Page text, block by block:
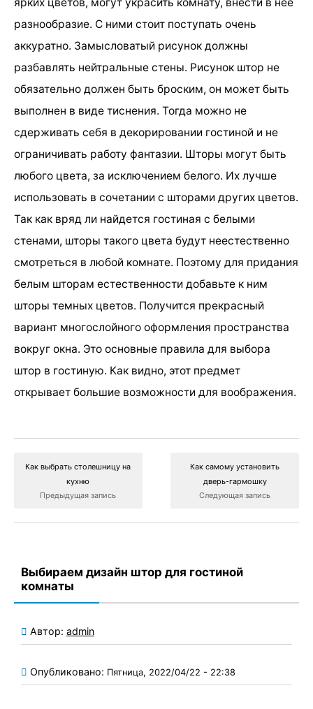
разнообразие. С ними стоит поступать очень
аккуратно. Замысловатый рисунок должны
разбавлять нейтральные стены. Рисунок штор не
обязательно должен быть броским, он может быть
выполнен в виде тиснения. Тогда можно не
сдерживать себя в декорировании гостиной и не
ограничивать работу фантазии. Шторы могут быть
любого цвета, за исключением белого. Их лучше
использовать в сочетании с шторами других цветов.
Так как вряд ли найдется гостиная с белыми
стенами, шторы такого цвета будут неестественно
смотреться в любой комнате. Поэтому для придания
белым шторам естественности добавьте к ним
шторы темных цветов. Получится прекрасный
вариант многослойного оформления пространства
вокруг окна. Это основные правила для выбора
штор в гостиную. Как видно, этот предмет
открывает большие возможности для воображения.
Как выбрать столешницу на
кухню
Предыдущая запись
Как самому установить
дверь-гармошку
Следующая запись
Выбираем дизайн штор для гостиной
комнаты
Автор: admin
Опубликовано: Пятница, 2022/04/22 - 22:38